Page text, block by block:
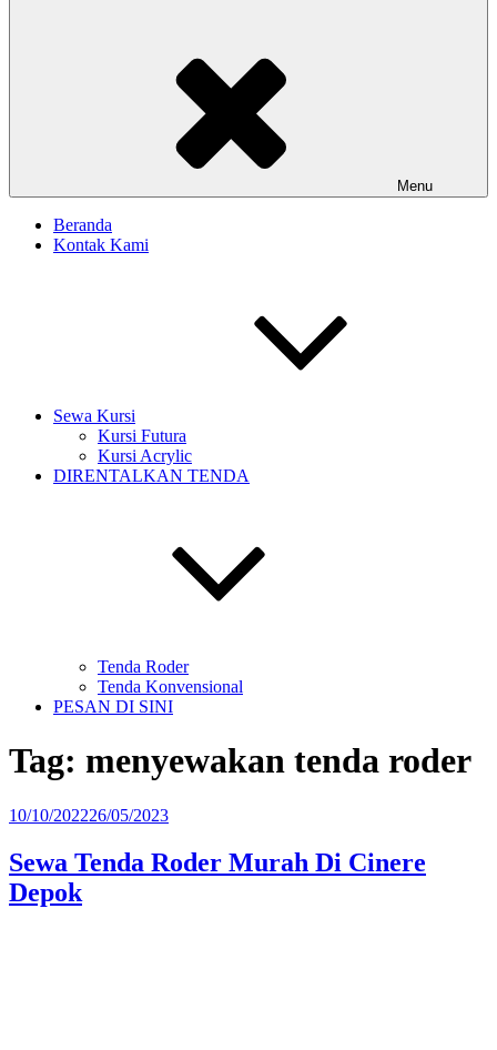
Menu
Beranda
Kontak Kami
Sewa Kursi
Kursi Futura
Kursi Acrylic
DIRENTALKAN TENDA
Tenda Roder
Tenda Konvensional
PESAN DI SINI
Tag: menyewakan tenda roder
Diposkan
10/10/202226/05/2023
Sewa Tenda Roder Murah Di Cinere
Depok